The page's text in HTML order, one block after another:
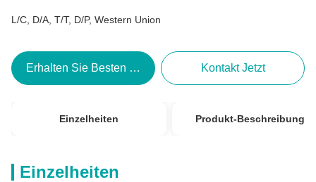
L/C, D/A, T/T, D/P, Western Union
Erhalten Sie Besten Preis Kontakt Jetzt
Einzelheiten Produkt-Beschreibung
Einzelheiten